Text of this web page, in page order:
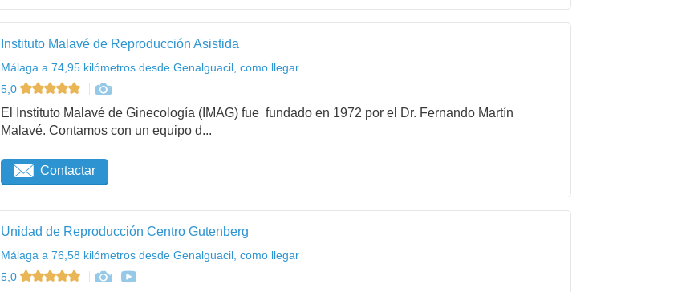
Instituto Malavé de Reproducción Asistida
Málaga a 74,95 kilómetros desde Genalguacil, como llegar
5,0
El Instituto Malavé de Ginecología (IMAG) fue fundado en 1972 por el Dr. Fernando Martín
Malavé. Contamos con un equipo d...
Contactar
Unidad de Reproducción Centro Gutenberg
Málaga a 76,58 kilómetros desde Genalguacil, como llegar
5,0